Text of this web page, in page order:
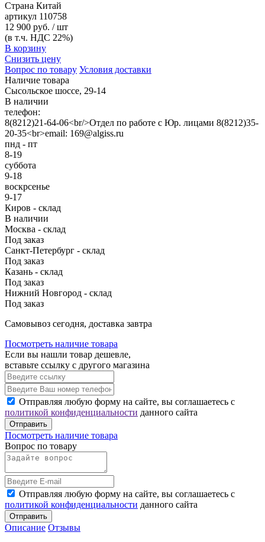
Страна Китай
артикул 110758
12 900 руб. / шт
(в т.ч. НДС 22%)
В корзину
Снизить цену
Вопрос по товару Условия доставки
Наличие товара
Сысольское шоссе, 29-14
В наличии
телефон:
8(8212)21-64-06<br/>Отдел по работе с Юр. лицами 8(8212)35-
20-35<br>email: 169@algiss.ru
пнд - пт
8-19
суббота
9-18
воскрсенье
9-17
Киров - склад
В наличии
Москва - склад
Под заказ
Санкт-Петербург - склад
Под заказ
Казань - склад
Под заказ
Нижний Новгород - склад
Под заказ
Cамовывоз сегодня, доставка завтра
Посмотреть наличие товара
Если вы нашли товар дешевле,
вставьте ссылку с другого магазина
Отправляя любую форму на сайте, вы соглашаетесь с
политикой конфиденциальности данного сайта
Отправить
Посмотреть наличие товара
Вопрос по товару
Отправляя любую форму на сайте, вы соглашаетесь с
политикой конфиденциальности данного сайта
Отправить
Описание Отзывы